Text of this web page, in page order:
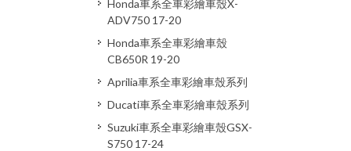
Honda車系全車彩繪車殼X-
ADV750 17-20
Honda車系全車彩繪車殼
CB650R 19-20
Aprilia車系全車彩繪車殼系列
Ducati車系全車彩繪車殼系列
Suzuki車系全車彩繪車殼GSX-
S750 17-24